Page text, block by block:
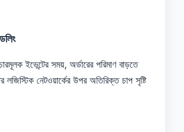
ইভেন্টের সময়, অর্ডারের পরিমাণ বাড়তে
লজিস্টিক নেটওয়ার্কের উপর অতিরিক্ত চাপ সৃষ্টি